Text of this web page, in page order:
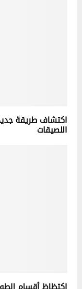
اكتشاف طريقة
اللصيقات